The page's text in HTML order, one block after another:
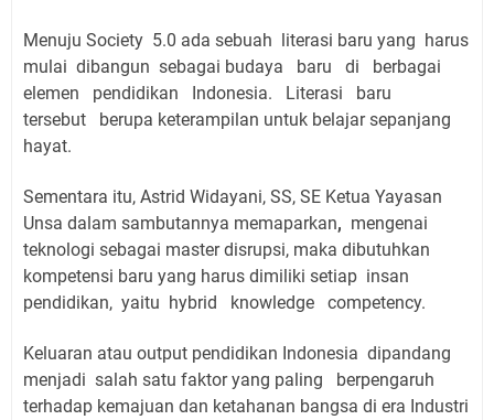
Menuju Society 5.0 ada sebuah literasi baru yang harus
mulai dibangun sebagai budaya baru di berbagai
elemen pendidikan Indonesia. Literasi baru
tersebut berupa keterampilan untuk belajar sepanjang
hayat.
Sementara itu, Astrid Widayani, SS, SE Ketua Yayasan
Unsa dalam sambutannya memaparkan, mengenai
teknologi sebagai master disrupsi, maka dibutuhkan
kompetensi baru yang harus dimiliki setiap insan
pendidikan, yaitu hybrid knowledge competency.
Keluaran atau output pendidikan Indonesia dipandang
menjadi salah satu faktor yang paling berpengaruh
terhadap kemajuan dan ketahanan bangsa di era Industri